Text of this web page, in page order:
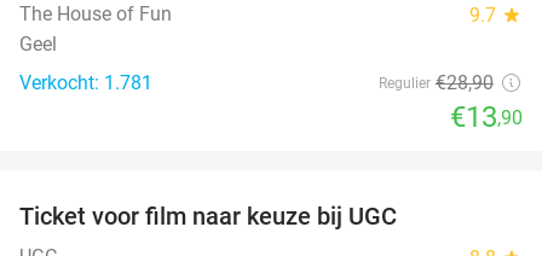
The House of Fun 9.7 star
Geel
Verkocht: 1.781
Regulier €28,90
€13,90
Ticket voor film naar keuze bij UGC